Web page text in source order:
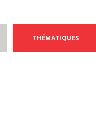
THÉMATIQUES